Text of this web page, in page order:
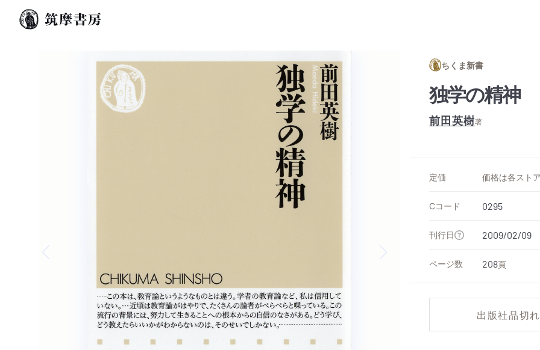
ちくま新書
独学の精神
前田英樹著
定価
Cコード 0295
刊行日 2009/02/09
ページ数 208頁
出版社品切れ